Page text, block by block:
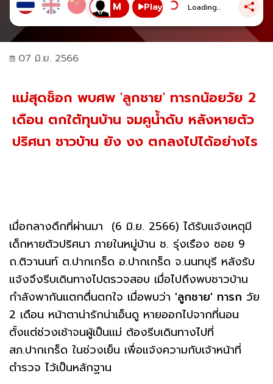
Play Loading...
07 มิ.ย. 2566
แม่สุดช็อก พบศพ 'ลูกชาย' ทารกน้อยวัย 2
เดือน ตกใต้ทุนบ้าน จมคูน้ำดับ หลังหายตัว
ปริศนา ชาวบ้าน ยัง งง ตกลงไปได้อย่างไร
เมื่อกลางดึกที่ผ่านมา (6 มิ.ย. 2566) ได้รับแจ้งเหตุมี
เด็กหายตัวปริศนา ภายในหมู่บ้าน ช. รุ่งเรือง ซอย 9
ถ.ติวานนท์ ต.ปากเกร็ด อ.ปากเกร็ด จ.นนทบุรี หลังรับ
แจ้งจึงรีบเดินทางไปตรวจสอบ เมื่อไปถึงพบชาวบ้าน
กำลังพากันแตกตื่นตกใจ เมื่อพบว่า 'ลูกชาย' ทารก วัย
2 เดือน หน้าตาน่ารักน่าเอ็นดู หายออกไปจากที่นอน
ตั้งแต่ช่วงเช้าจนผู้เป็นแม่ ต้องรีบเดินทางไปที่
สภ.ปากเกร็ด ในช่วงเย็น เพื่อแจ้งความกับเจ้าหน้าที่
ตำรวจ ไว้เป็นหลักฐาน